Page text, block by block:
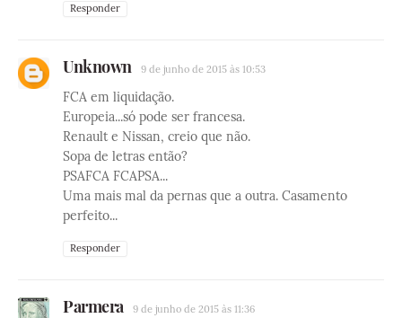
Responder
Unknown 9 de junho de 2015 às 10:53
FCA em liquidação.
Europeia...só pode ser francesa.
Renault e Nissan, creio que não.
Sopa de letras então?
PSAFCA FCAPSA...
Uma mais mal da pernas que a outra. Casamento
perfeito...
Responder
Parmera 9 de junho de 2015 às 11:36